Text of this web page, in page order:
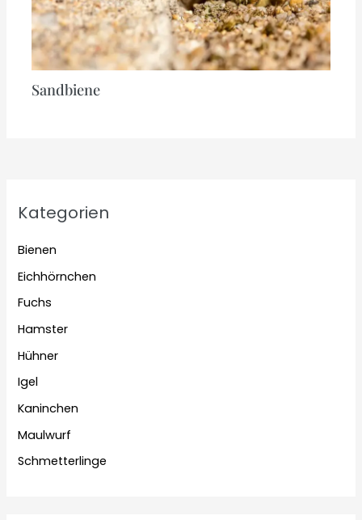
Sandbiene
Kategorien
Bienen
Eichhörnchen
Fuchs
Hamster
Hühner
Igel
Kaninchen
Maulwurf
Schmetterlinge